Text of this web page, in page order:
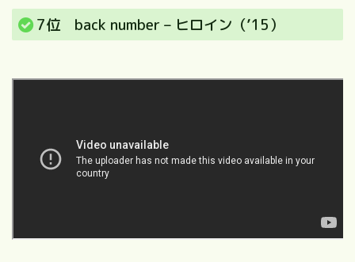
7位 back number – ヒロイン（’15）